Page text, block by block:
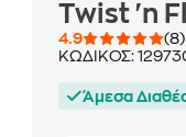
Twist 'n
4.9
(8)
ΚΩΔΙΚΟΣ:
Άμεσα